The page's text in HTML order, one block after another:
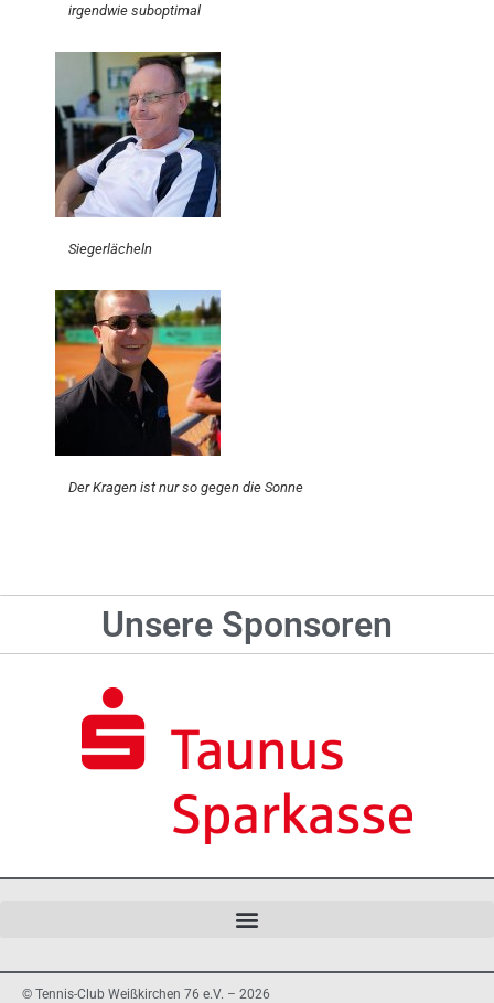
irgendwie suboptimal
Siegerlächeln
Der Kragen ist nur so gegen die Sonne
Unsere Sponsoren
© Tennis-Club Weißkirchen 76 e.V. – 2026